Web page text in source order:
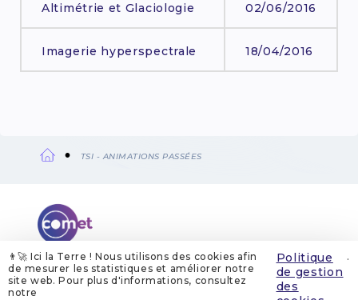
👨‍🚀 Ici la Terre ! Nous utilisons des cookies afin
de mesurer les statistiques et améliorer notre
site web. Pour plus d'informations, consultez
notre
Politique
de gestion
des
.
Altimétrie et Glaciologie 02/06/2016
Imagerie hyperspectrale 18/04/2016
d'Ariane
TSI - ANIMATIONS PASSÉES
QUI SOMMES-NOUS
MENTIONS LÉGALES
GESTION DES COOKIES
POLITIQUE DE GESTION DES COOKIES